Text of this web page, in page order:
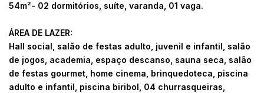
54m²- 02 dormitórios, suíte, varanda, 01 vaga.
ÁREA DE LAZER:
Hall social, salão de festas adulto, juvenil e infantil, salão
de jogos, academia, espaço descanso, sauna seca, salão
de festas gourmet, home cinema, brinquedoteca, piscina
adulto e infantil, piscina biribol, 04 churrasqueiras,